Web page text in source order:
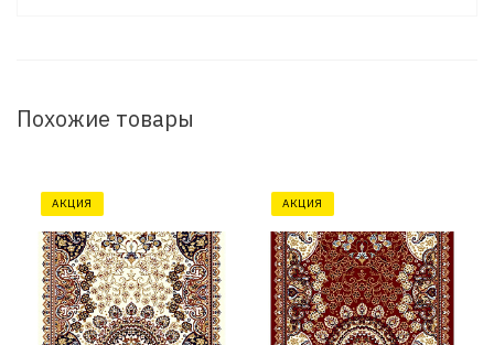
Похожие товары
АКЦИЯ АКЦИЯ